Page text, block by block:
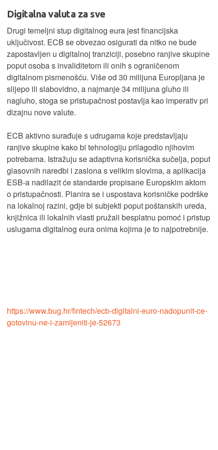
Digitalna valuta za sve
Drugi temeljni stup digitalnog eura jest financijska
uključivost. ECB se obvezao osigurati da nitko ne bude
zapostavljen u digitalnoj tranziciji, posebno ranjive skupine
poput osoba s invaliditetom ili onih s ograničenom
digitalnom pismenošću. Više od 30 milijuna Europljana je
slijepo ili slabovidno, a najmanje 34 milijuna gluho ili
nagluho, stoga se pristupačnost postavlja kao imperativ pri
dizajnu nove valute.
ECB aktivno surađuje s udrugama koje predstavljaju
ranjive skupine kako bi tehnologiju prilagodio njihovim
potrebama. Istražuju se adaptivna korisnička sučelja, poput
glasovnih naredbi i zaslona s velikim slovima, a aplikacija
ESB-a nadilazit će standarde propisane Europskim aktom
o pristupačnosti. Planira se i uspostava korisničke podrške
na lokalnoj razini, gdje bi subjekti poput poštanskih ureda,
knjižnica ili lokalnih vlasti pružali besplatnu pomoć i pristup
uslugama digitalnog eura onima kojima je to najpotrebnije.
https://www.bug.hr/fintech/ecb-digitalni-euro-nadopunit-ce-
gotovinu-ne-i-zamijeniti-je-52673